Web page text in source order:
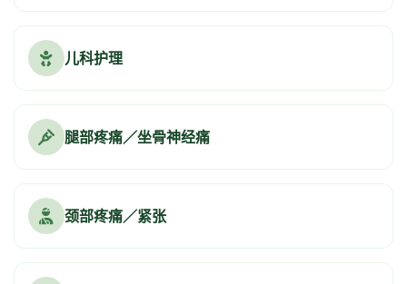
儿科护理
腿部疼痛／坐骨神经痛
颈部疼痛／紧张